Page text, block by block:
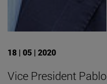
18 | 05 | 2020
Vice President Pablo